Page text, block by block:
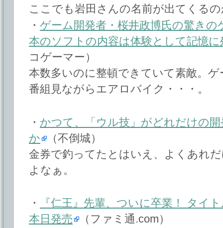
ここでも岩田さんの名前が出てくる
・ ゲーム開発者・桜井政博氏の驚き
本のソフトの内容は体験として記憶
コゲーマー）
本数多いのに整頓できていて素敵。
番組見ながらエアロバイク・・・。
・ かつて、「ウル技」がどれだけの
か
（不倒城）
金券で釣ってたとはいえ、よくあれ
よなぁ。
・
『仁王』先輩、ついに卒業！ タイ
本日発売
（ファミ通.com）